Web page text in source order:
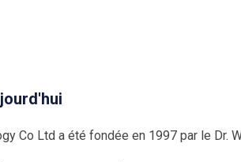
Co Ltd a été fondée en 1997 par le Dr.